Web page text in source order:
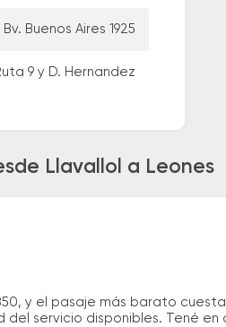
Bv. Buenos Aires 1925
9 y D. Hernandez
Llavallol a Leones
y el pasaje más barato
servicio disponibles. Tené en